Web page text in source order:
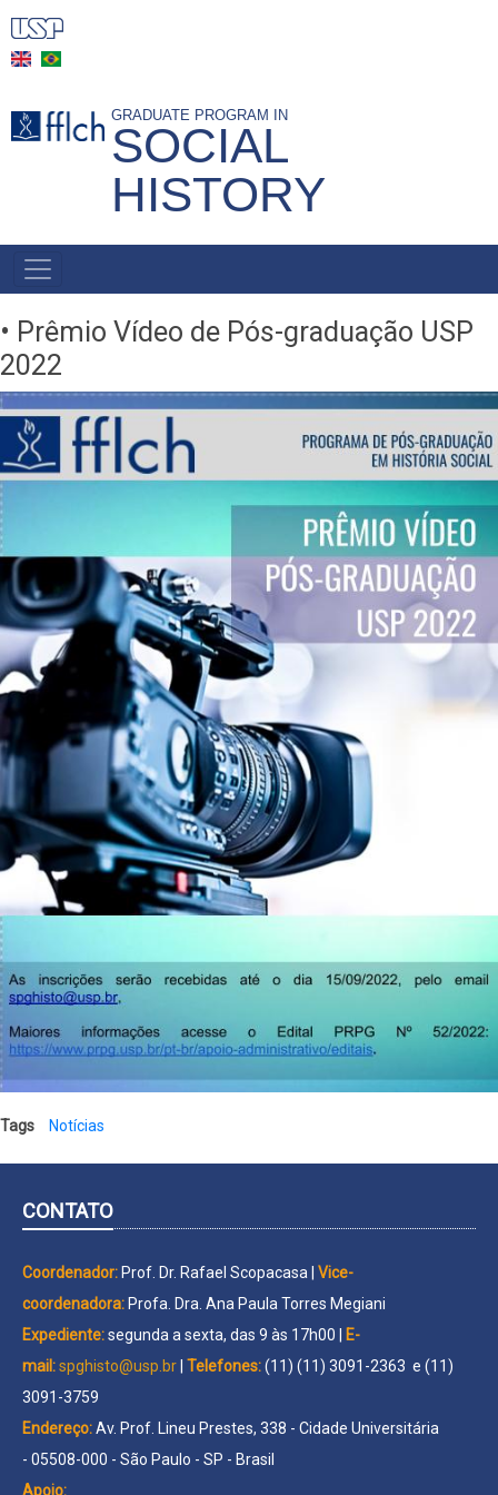
Skip
content
GRADUATE PROGRAM IN
SOCIAL
HISTORY
MAIN
NAVIGATION
BR
• Prêmio Vídeo de Pós-graduação USP
2022
Tags Notícias
CONTATO
Coordenador: Prof. Dr. Rafael Scopacasa | Vice-
coordenadora: Profa. Dra. Ana Paula Torres Megiani
Expediente:segunda a sexta, das 9 às 17h00 |
E-
mail:spghisto@usp.br Telefones:(11) (11) 3091-2363 e (11)
3091-3759
Endereço:Av. Prof. Lineu Prestes, 338 - Cidade Universitária
- 05508-000 - São Paulo - SP - Brasil
Apoio: